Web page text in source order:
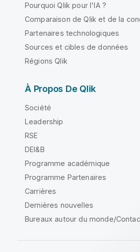
Pourquoi Qlik pour l'IA ?
Comparaison de Qlik et de la
Partenaires technologiques
Sources et cibles de données
Régions Qlik
À Propos De Qlik
Société
Leadership
RSE
DEI&B
Programme académique
Programme Partenaires
Carrières
Dernières nouvelles
Bureaux autour du monde/